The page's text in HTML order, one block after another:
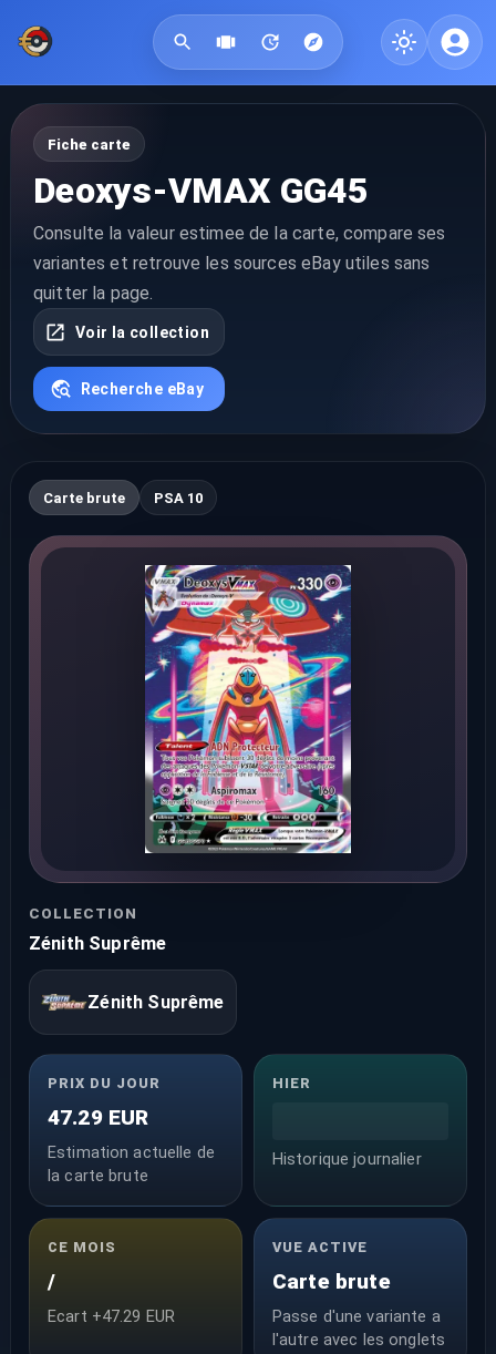
Fiche carte
Deoxys-VMAX GG45
Consulte la valeur estimee de la carte, compare ses
variantes et retrouve les sources eBay utiles sans
quitter la page.
Voir la collection
Recherche eBay
Carte brute PSA 10
COLLECTION
Zénith Suprême
Zénith Suprême
PRIX DU JOUR
47.29 EUR
Estimation actuelle de
la carte brute
HIER
Historique journalier
CE MOIS
/
Ecart +47.29 EUR
VUE ACTIVE
Carte brute
Passe d'une variante a
l'autre avec les onglets